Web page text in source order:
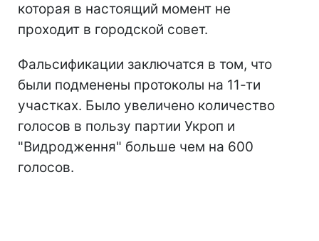
которая в настоящий момент не
проходит в городской совет.
Фальсификации заключатся в том, что
были подменены протоколы на 11-ти
участках. Было увеличено количество
голосов в пользу партии Укроп и
"Видродження" больше чем на 600
голосов.